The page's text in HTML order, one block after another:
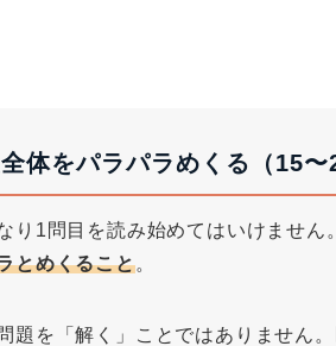
体をパラパラめくる（15〜
り1問目を読み始めてはいけません
とめくること。
題を「解く」ことではありません